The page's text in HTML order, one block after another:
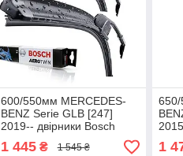
600/550мм MERCEDES-
BENZ Serie GLB [247]
2019-- двірники Bosch
AeroTwin Склоочисники
1 445₴ 1 545 ₴ 1